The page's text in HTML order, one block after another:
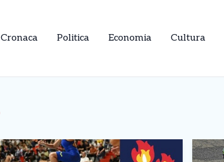
Cronaca Politica Economia Cultura